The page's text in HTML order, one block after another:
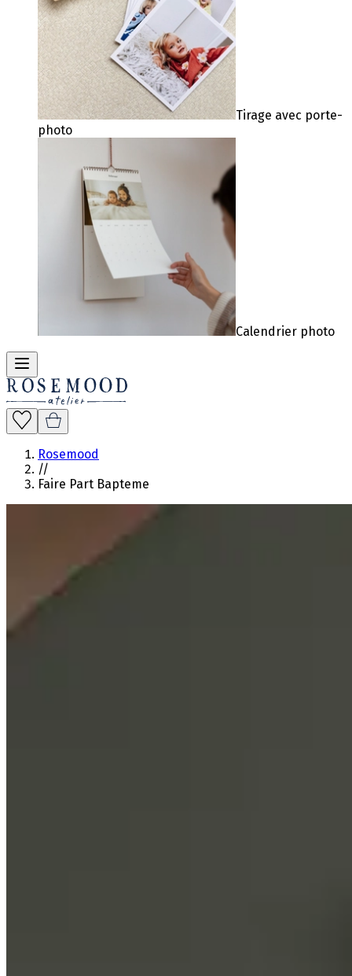
Tirage avec porte-
photo
Calendrier photo
Rosemood
//
Faire Part Bapteme